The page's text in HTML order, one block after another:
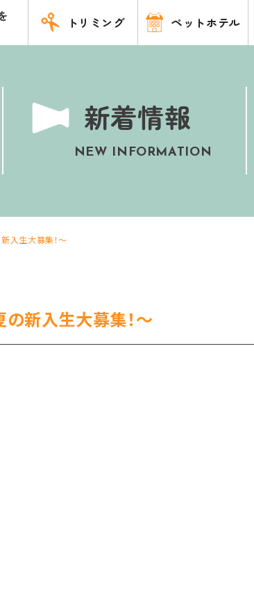
トリミング ペットホテル
新着情報
NEW INFORMATION
入生大募集！～
新入生大募集！～